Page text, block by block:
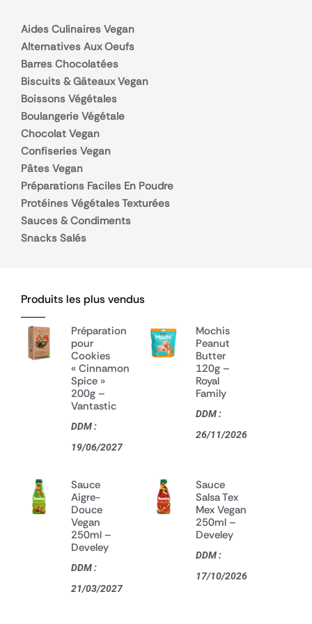
Aides Culinaires Vegan
Alternatives Aux Oeufs
Barres Chocolatées
Biscuits & Gâteaux Vegan
Boissons Végétales
Boulangerie Végétale
Chocolat Vegan
Confiseries Vegan
Pâtes Vegan
Préparations Faciles En Poudre
Protéines Végétales Texturées
Sauces & Condiments
Snacks Salés
Produits les plus vendus
Préparation
pour
Cookies
« Cinnamon
Spice »
200g –
Vantastic
DDM :
19/06/2027
Mochis
Peanut
Butter
120g –
Royal
Family
DDM :
26/11/2026
Sauce
Aigre-
Douce
Vegan
250ml –
Develey
DDM :
21/03/2027
Sauce
Salsa Tex
Mex Vegan
250ml –
Develey
DDM :
17/10/2026